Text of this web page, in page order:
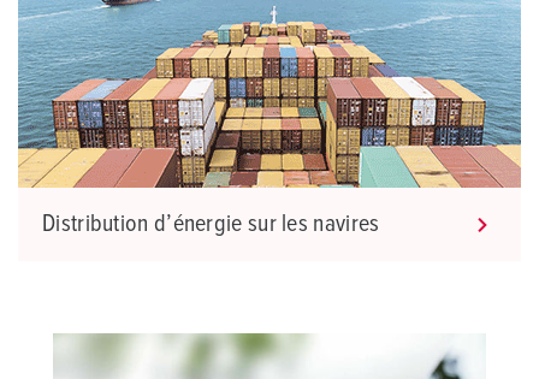
Distribution d’énergie sur les navires